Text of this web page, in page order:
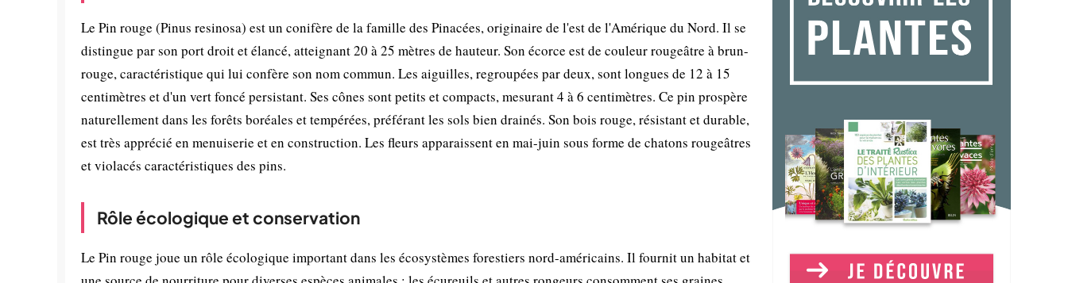
Le Pin rouge (Pinus resinosa) est un conifère de la famille des Pinacées, originaire de l'est de l'Amérique du Nord. Il se
distingue par son port droit et élancé, atteignant 20 à 25 mètres de hauteur. Son écorce est de couleur rougeâtre à brun-
rouge, caractéristique qui lui confère son nom commun. Les aiguilles, regroupées par deux, sont longues de 12 à 15
centimètres et d'un vert foncé persistant. Ses cônes sont petits et compacts, mesurant 4 à 6 centimètres. Ce pin prospère
naturellement dans les forêts boréales et tempérées, préférant les sols bien drainés. Son bois rouge, résistant et durable,
est très apprécié en menuiserie et en construction. Les fleurs apparaissent en mai-juin sous forme de chatons rougeâtres
et violacés caractéristiques des pins.
Rôle écologique et conservation
Le Pin rouge joue un rôle écologique important dans les écosystèmes forestiers nord-américains. Il fournit un habitat et